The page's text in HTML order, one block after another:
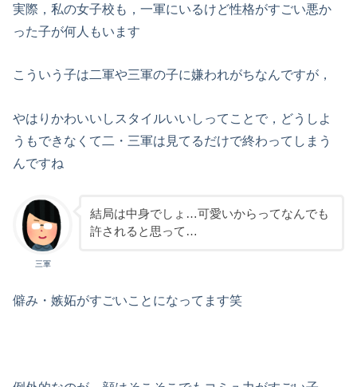
実際，私の女子校も，一軍にいるけど性格がすごい悪か
った子が何人もいます
こういう子は二軍や三軍の子に嫌われがちなんですが，
やはりかわいいしスタイルいいしってことで，どうしよ
うもできなくて二・三軍は見てるだけで終わってしまう
んですね
三軍
結局は中身でしょ…可愛いからってなんでも
許されると思って…
僻み・嫉妬がすごいことになってます笑